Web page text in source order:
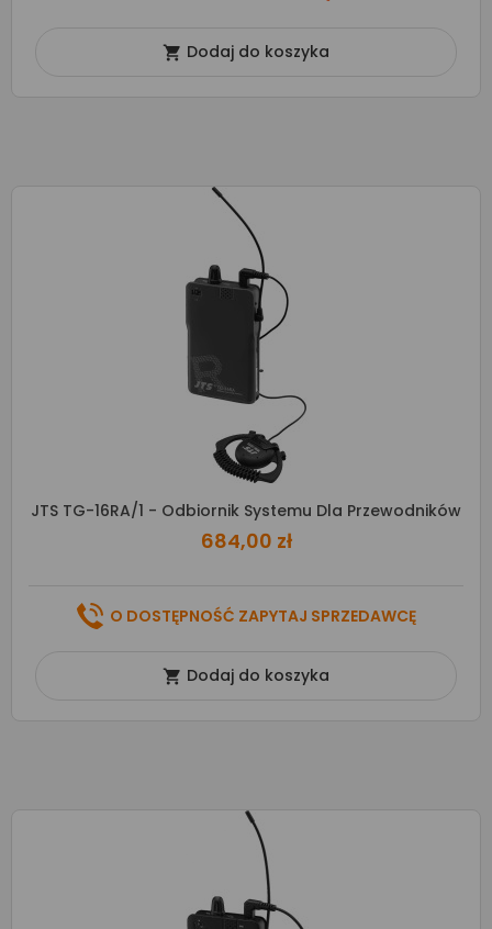
 Dodaj do koszyka
JTS TG-16RA/1 - Odbiornik Systemu Dla Przewodników
684,00 zł
O DOSTĘPNOŚĆ ZAPYTAJ SPRZEDAWCĘ
 Dodaj do koszyka